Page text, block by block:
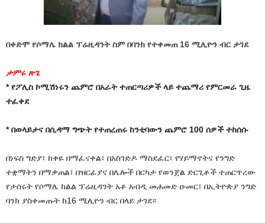
በቀድሞ የሶማሌ ክልል ፕሬዚዳንት ስም በባንክ የተቀመጠ 16 ሚሊዮን ብር ታገደ
ታምሩ ጽጌ
* የፖሊስ ኮሚሽነሩን ጨምሮ በአራት ተጠርጣሪዎች ላይ ተጨማሪ የምርመራ ጊዜ
ተፈቀደ
* በወላይታና በሲዳማ ግጭት የተጠረጠሩ ከንቲባውን ጨምሮ 100 ሰዎች ተከሰሱ
በነፍስ ግድያ፣ ከቀዬ በማፈናቀል፣ በአስገድዶ ማስደፈር፣ የሃይማኖትና የንግድ
ተቋማትን በማቃጠል፣ በዝርፊያና በሌሎች በርካታ የወንጀል ድርጊቶች ተጠርጥረው
የታሰሩት የሶማሌ ክልል ፕሬዚዳንት አቶ አብዲ መሐመድ ዑመር፣ በኢትዮጵያ ንግድ
ባንክ ያስቀመጡት ከ16 ሚሊዮን ብር በላይ ታገደ፡፡